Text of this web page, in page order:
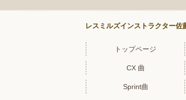
レスミルズインストラクター佐
トップページ
CX 曲
Sprint曲